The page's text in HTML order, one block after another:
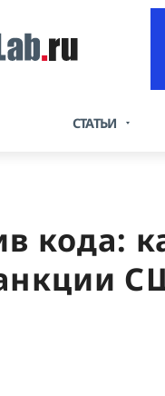
СТАТЬИ
кода: